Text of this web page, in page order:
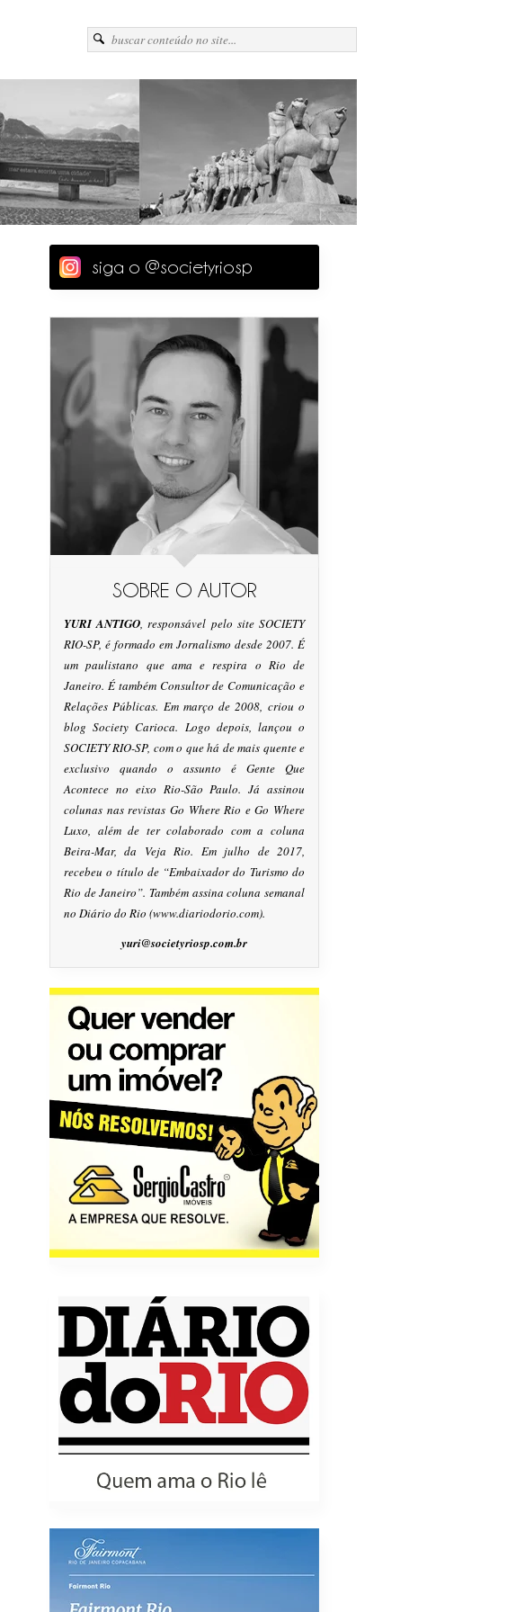
siga o @societyriosp
SOBRE O AUTOR
YURI ANTIGO, responsável pelo site SOCIETY
RIO-SP, é formado em Jornalismo desde 2007. É
um paulistano que ama e respira o Rio de
Janeiro. É também Consultor de Comunicação e
Relações Públicas. Em março de 2008, criou o
blog Society Carioca. Logo depois, lançou o
SOCIETY RIO-SP, com o que há de mais quente e
exclusivo quando o assunto é Gente Que
Acontece no eixo Rio-São Paulo. Já assinou
colunas nas revistas Go Where Rio e Go Where
Luxo, além de ter colaborado com a coluna
Beira-Mar, da Veja Rio. Em julho de 2017,
recebeu o título de “Embaixador do Turismo do
Rio de Janeiro”. Também assina coluna semanal
no Diário do Rio (www.diariodorio.com).
yuri@societyriosp.com.br